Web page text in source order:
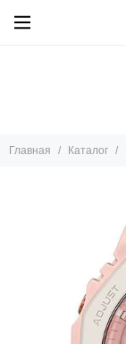
Главная Каталог